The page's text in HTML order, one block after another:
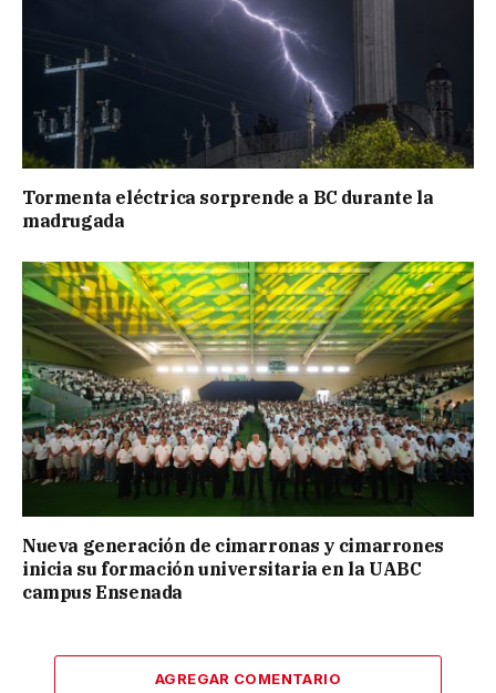
Tormenta eléctrica sorprende a BC durante la
madrugada
Nueva generación de cimarronas y cimarrones
inicia su formación universitaria en la UABC
campus Ensenada
AGREGAR COMENTARIO